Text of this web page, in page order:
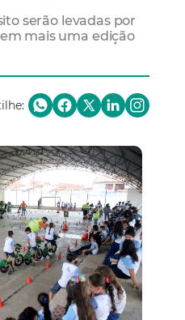
serão levadas por
mais uma edição